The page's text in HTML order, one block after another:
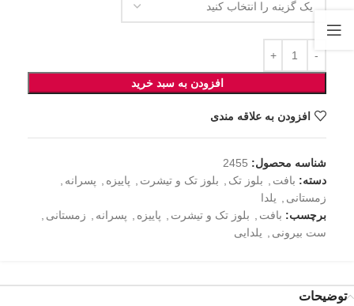
افزودن به سبد خرید
افزودن به علاقه مندی
شناسه محصول: 2455
دسته: بافت بلوز تک بلوز تک و تیشرت پاییزه پسرانه
زمستانی
یلدا
برچسب: بافت بلوز تک و تیشرت پاییزه پسرانه زمستانی
ست بیرونی
یلدایی
توضیحات